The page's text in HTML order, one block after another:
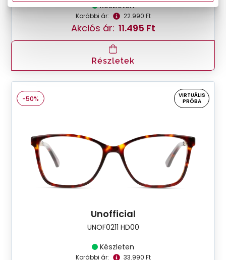
Készleten
Korábbi ár: 22.990 Ft
Akciós ár: 11.495 Ft
Részletek
-50%
VIRTUÁLIS
PRÓBA
Unofficial
UNOF0211 HD00
Készleten
Korábbi ár: 33.990 Ft